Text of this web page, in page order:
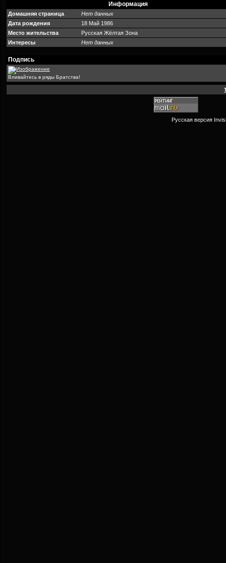
Информация
Домашняя страница
Нет данных
Дата рождения
18 Май 1986
Место жительства
Русская Жёлтая Зона
Интересы
Нет данных
Подпись
Вливайтесь в ряды Братства!
Русская версия